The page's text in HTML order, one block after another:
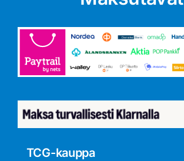
TCG-kauppa